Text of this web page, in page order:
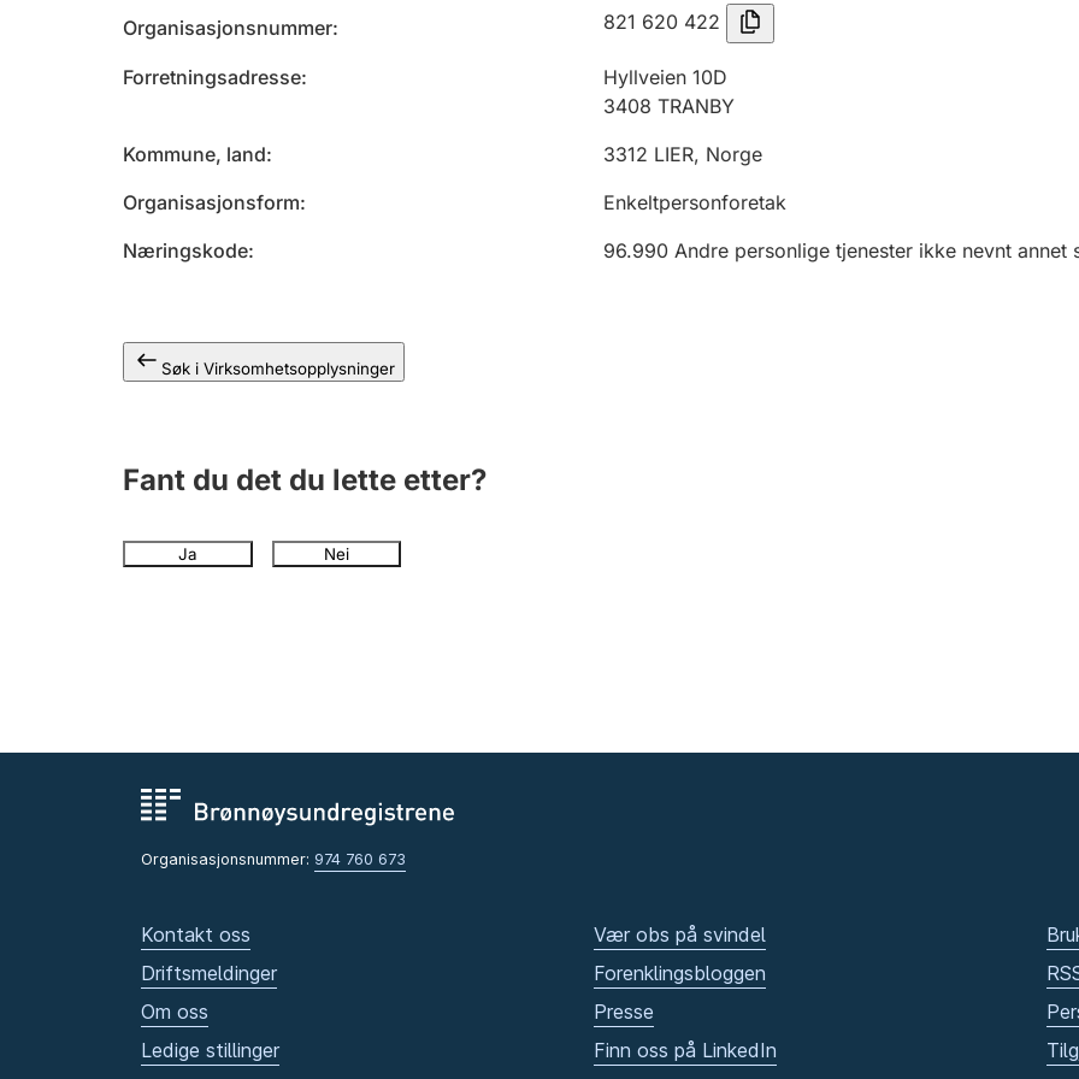
Organisasjonsnummer 821 620 422
Forretningsadresse
Hyllveien 10D
3408 TRANBY
Kommune, land
3312 LIER, Norge
Organisasjonsform
Enkeltpersonforetak
Næringskode
96.990 Andre personlige tjenester ikke nevnt annet
Søk i Virksomhetsopplysninger
Fant du det du lette etter?
Ja Nei
Organisasjonsnummer: 974 760 673
Kontakt oss
Driftsmeldinger
Om oss
Ledige stillinger
Vær obs på svindel
Forenklingsbloggen
Presse
Finn oss på LinkedIn